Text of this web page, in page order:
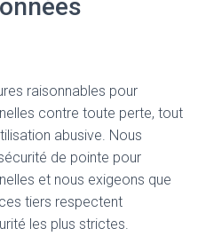
raisonnables pour
contre toute perte, tout
abusive. Nous
de pointe pour
et nous exigeons que
tiers respectent
les plus strictes.